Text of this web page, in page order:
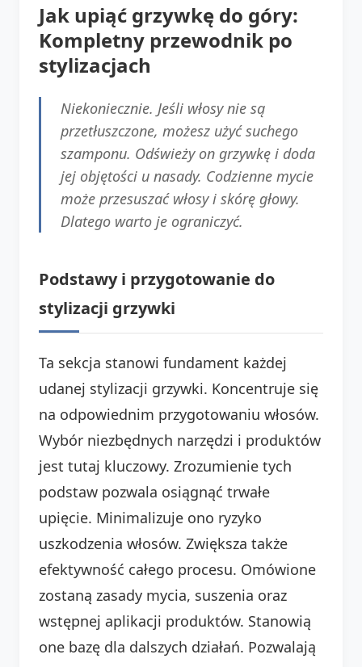
Jak upiąć grzywkę do góry:
Kompletny przewodnik po
stylizacjach
Niekoniecznie. Jeśli włosy nie są
przetłuszczone, możesz użyć suchego
szamponu. Odświeży on grzywkę i doda
jej objętości u nasady. Codzienne mycie
może przesuszać włosy i skórę głowy.
Dlatego warto je ograniczyć.
Podstawy i przygotowanie do
stylizacji grzywki
Ta sekcja stanowi fundament każdej
udanej stylizacji grzywki. Koncentruje się
na odpowiednim przygotowaniu włosów.
Wybór niezbędnych narzędzi i produktów
jest tutaj kluczowy. Zrozumienie tych
podstaw pozwala osiągnąć trwałe
upięcie. Minimalizuje ono ryzyko
uszkodzenia włosów. Zwiększa także
efektywność całego procesu. Omówione
zostaną zasady mycia, suszenia oraz
wstępnej aplikacji produktów. Stanowią
one bazę dla dalszych działań. Pozwalają